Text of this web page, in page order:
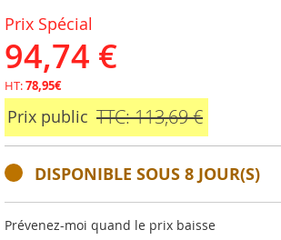
Prix Spécial
94,74 €
HT:78,95€
Prix public TTC: 113,69 €
DISPONIBLE SOUS 8 JOUR(S)
Prévenez-moi quand le prix baisse